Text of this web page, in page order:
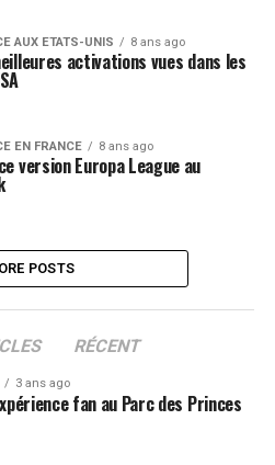
AUX ETATS-UNIS 8 ans ago
activations vues dans les
EN FRANCE 8 ans ago
version Europa League au
POSTS
RÉCENT
3 ans ago
fan au Parc des Princes